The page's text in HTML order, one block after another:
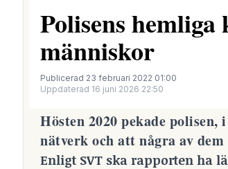
Polisens
människor
Publicerad 23 februari 2022 01:00
Uppdaterad 16 juni 2026 22:50
Hösten 2020 pekade
nätverk och att några av
Enligt SVT ska rapporten ha